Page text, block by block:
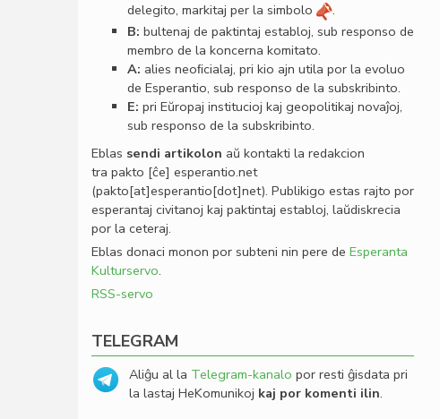
delegito, markitaj per la simbolo
.
B: bultenaj de paktintaj establoj, sub responso de
membro de la koncerna komitato.
A: alies neoﬁcialaj, pri kio ajn utila por la evoluo
de Esperantio, sub responso de la subskribinto.
E: pri Eŭropaj institucioj kaj geopolitikaj novaĵoj,
sub responso de la subskribinto.
Eblas sendi artikolon aŭ kontakti la redakcion
tra pakto [ĉe] esperantio.net
(pakto[at]esperantio[dot]net). Publikigo estas rajto por
esperantaj civitanoj kaj paktintaj establoj, laŭdiskrecia
por la ceteraj.
Eblas donaci monon por subteni nin pere de Esperanta
Kulturservo.
RSS-servo
TELEGRAM
Aliĝu al la Telegram-kanalo por resti ĝisdata pri
la lastaj HeKomunikoj kaj por komenti ilin.